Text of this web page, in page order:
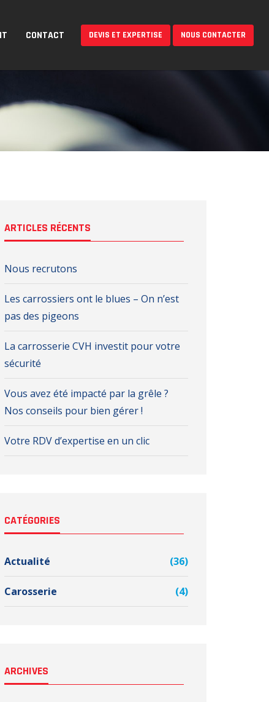
CONTACT DEVIS ET EXPERTISE NOUS CONTACTER
ARTICLES RÉCENTS
Nous recrutons
Les carrossiers ont le blues – On n’est
pas des pigeons
La carrosserie CVH investit pour votre
sécurité
Vous avez été impacté par la grêle ?
Nos conseils pour bien gérer !
Votre RDV d’expertise en un clic
CATÉGORIES
Actualité (36)
Carosserie (4)
ARCHIVES